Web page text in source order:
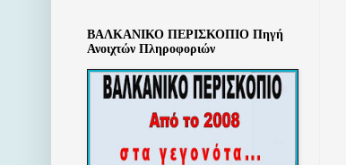
ΒΑΛΚΑΝΙΚΟ ΠΕΡΙΣΚΟΠΙΟ Πηγή
Ανοιχτών Πληροφοριών